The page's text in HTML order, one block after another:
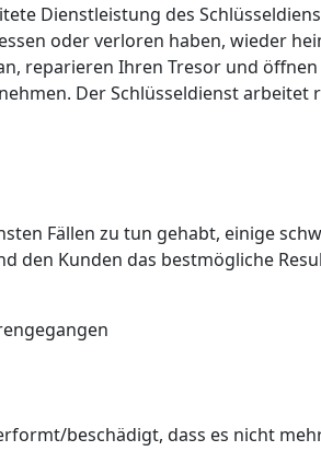
Dienstleistung des
oder verloren haben, wieder
reparieren Ihren Tresor und öffnen
Der Schlüsseldienst arbeitet
Fällen zu tun gehabt, einige
den Kunden das bestmögliche
beschädigt, dass es nicht